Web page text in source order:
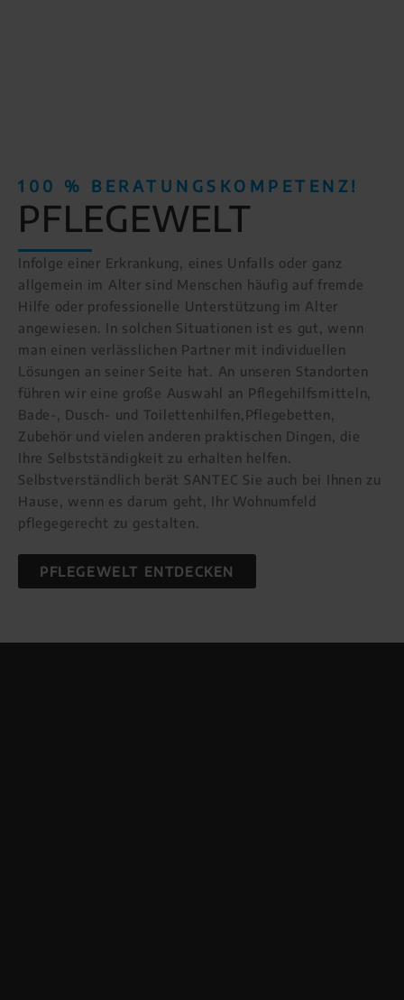
100 % BERATUNGSKOMPETENZ!
PFLEGEWELT
Infolge einer Erkrankung, eines Unfalls oder ganz
allgemein im Alter sind Menschen häufig auf fremde
Hilfe oder professionelle Unterstützung im Alter
angewiesen. In solchen Situationen ist es gut, wenn
man einen verlässlichen Partner mit individuellen
Lösungen an seiner Seite hat. An unseren Standorten
führen wir eine große Auswahl an Pflegehilfsmitteln,
Bade-, Dusch- und Toilettenhilfen,Pflegebetten,
Zubehör und vielen anderen praktischen Dingen, die
Ihre Selbstständigkeit zu erhalten helfen.
Selbstverständlich berät SANTEC Sie auch bei Ihnen zu
Hause, wenn es darum geht, Ihr Wohnumfeld
pflegegerecht zu gestalten.
PFLEGEWELT ENTDECKEN